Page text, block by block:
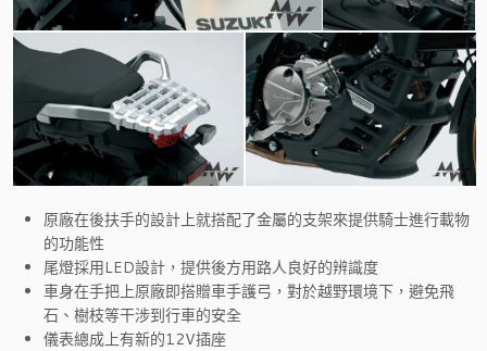
原廠在後扶手的設計上就搭配了金屬的支架來提供騎士進行載物
的功能性
尾燈採用LED設計，提供後方用路人良好的辨識度
車身在手把上原廠即搭贈車手護弓，對於越野環境下，避免飛
石、樹枝等干涉到行車的安全
儀表總成上有新的12V插座